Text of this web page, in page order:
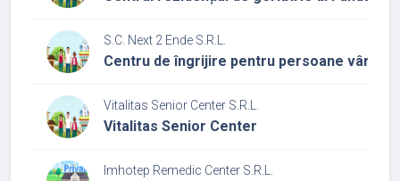
S.C. Next 2 Ende S.R.L.
Centru de îngrijire pentru persoane
Vitalitas Senior Center S.R.L.
Vitalitas Senior Center
Imhotep Remedic Center S.R.L.